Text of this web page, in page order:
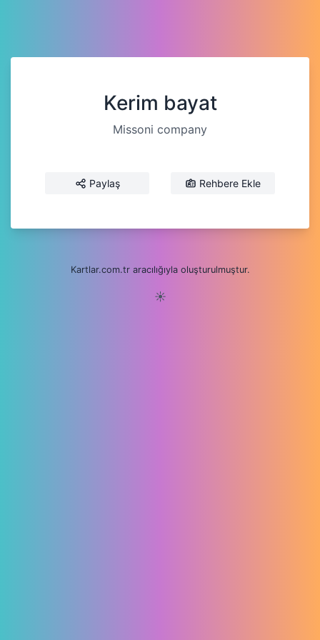
Kerim bayat
Missoni company
Paylaş Rehbere Ekle
Kartlar.com.tr aracılığıyla oluşturulmuştur.
☀️